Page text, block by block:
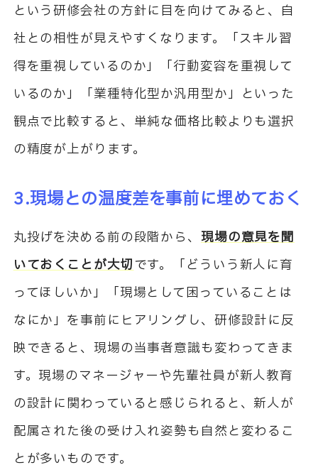
という研修会社の方針に目を向けてみると、自
社との相性が見えやすくなります。「スキル習
得を重視しているのか」「行動変容を重視して
いるのか」「業種特化型か汎用型か」といった
観点で比較すると、単純な価格比較よりも選択
の精度が上がります。
3.現場との温度差を事前に埋めておく
丸投げを決める前の段階から、 現場の意見を聞
いておくことが大切です。「どういう新人に育
ってほしいか」「現場として困っていることは
なにか」を事前にヒアリングし、研修設計に反
映できると、現場の当事者意識も変わってきま
す。現場のマネージャーや先輩社員が新人教育
の設計に関わっていると感じられると、新人が
配属された後の受け入れ姿勢も自然と変わるこ
とが多いものです。